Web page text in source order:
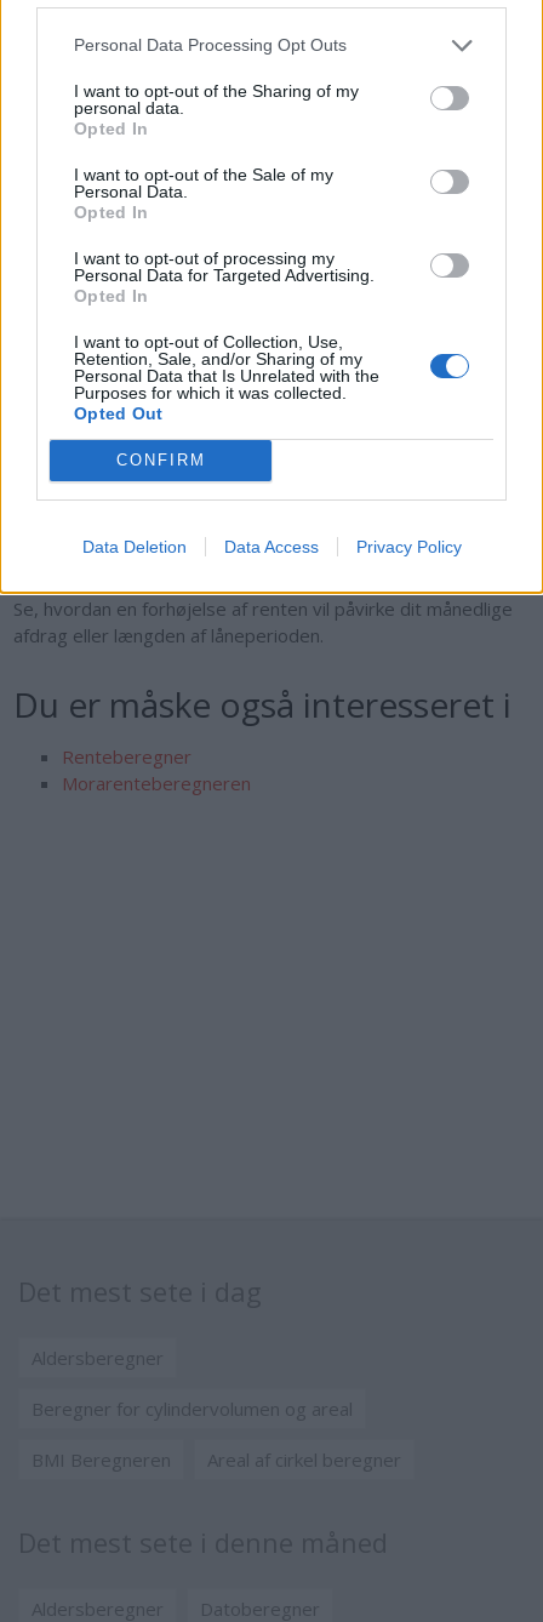
Personal Data Processing Opt Outs
I want to opt-out of the Sharing of my
personal data.
Opted In
I want to opt-out of the Sale of my
Personal Data.
Opted In
I want to opt-out of processing my
Personal Data for Targeted Advertising.
Opted In
I want to opt-out of Collection, Use,
Retention, Sale, and/or Sharing of my
Personal Data that Is Unrelated with the
Purposes for which it was collected.
Opted Out
CONFIRM
Data Deletion Data Access Privacy Policy
Brug af låneberegneren
Brug låneberegneren til nemt at kunne planlægge et lån, der
passer dig ved hjælp af forskellige alternativer.
hvordan låneafdragene fordeler sig over betalingsperioden,
år ud i fremtiden.
Indtast lånebeløbet, den gennemsnitlige rente og
låneperioden, og låneberegneren vil udregne det månedlige
afdrag. Hvis du ønsker at finde ud af, hvor stort et lån du kan
få med et bestemt månedligt afdrag, skal du indtaste
månedlig afdrag, låneperiode og rente i lommeregneren. Se
for eksempel, hvor meget du kan få med den husleje, du
betaler i øjeblikket. Du kan også lave en beregning af længden
Se, hvordan en forhøjelse af renten vil påvirke dit månedlige
afdrag eller længden af låneperioden.
Du er måske også interesseret i
Renteberegner
Morarenteberegneren
Aldersberegner
Beregner for cylindervolumen og areal
BMI Beregneren Areal af cirkel beregner
Aldersberegner Datoberegner